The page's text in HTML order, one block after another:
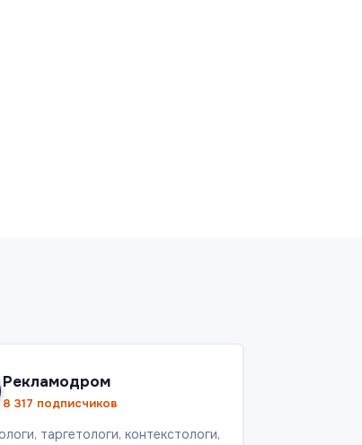
Рекламодром
8 317 подписчиков
таргетологи, контекстологи,